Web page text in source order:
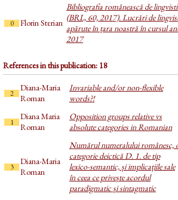
0 Florin Sterian
Bibliografia românească de
(BRL, 60, 2017). Lucrări de
apărute în țara noastră în cursul
2017
References in this publication: 18
2
Diana-Maria
Roman
Invariable and/or non-flexible
words?!
1
Diana Maria
Roman
Opposition groups relative vs
absolute categories in Romanian
3
Diana-Maria
Roman
Numărul numeralului românesc,
categorie deictică D. 1. de tip
lexico-semantic, și implicațiile sale
în ceea ce privește acordul
paradigmatic și sintagmatic